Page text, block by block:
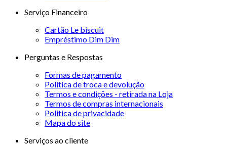
Serviço Financeiro
Cartão Le biscuit
Empréstimo Dim Dim
Perguntas e Respostas
Formas de pagamento
Política de troca e devolução
Termos e condições - retirada na Loja
Termos de compras internacionais
Politica de privacidade
Mapa do site
Serviços ao cliente